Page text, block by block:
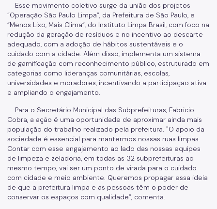
Esse movimento coletivo surge da união dos projetos
“Operação São Paulo Limpa”, da Prefeitura de São Paulo, e
“Menos Lixo, Mais Clima”, do Instituto Limpa Brasil, com foco na
redução da geração de resíduos e no incentivo ao descarte
adequado, com a adoção de hábitos sustentáveis e o
cuidado com a cidade. Além disso, implementa um sistema
de gamificação com reconhecimento público, estruturado em
categorias como lideranças comunitárias, escolas,
universidades e moradores, incentivando a participação ativa
e ampliando o engajamento.
Para o Secretário Municipal das Subprefeituras, Fabricio
Cobra, a ação é uma oportunidade de aproximar ainda mais
população do trabalho realizado pela prefeitura. "O apoio da
sociedade é essencial para mantermos nossas ruas limpas.
Contar com esse engajamento ao lado das nossas equipes
de limpeza e zeladoria, em todas as 32 subprefeituras ao
mesmo tempo, vai ser um ponto de virada para o cuidado
com cidade e meio ambiente. Queremos propagar essa ideia
de que a prefeitura limpa e as pessoas têm o poder de
conservar os espaços com qualidade”, comenta.